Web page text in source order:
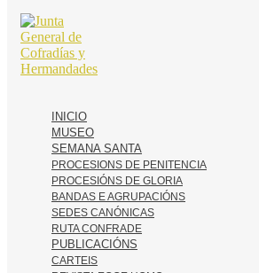
INICIO
MUSEO
SEMANA SANTA
PROCESIONS DE PENITENCIA
PROCESIÓNS DE GLORIA
BANDAS E AGRUPACIÓNS
SEDES CANÓNICAS
RUTA CONFRADE
PUBLICACIÓNS
CARTEIS